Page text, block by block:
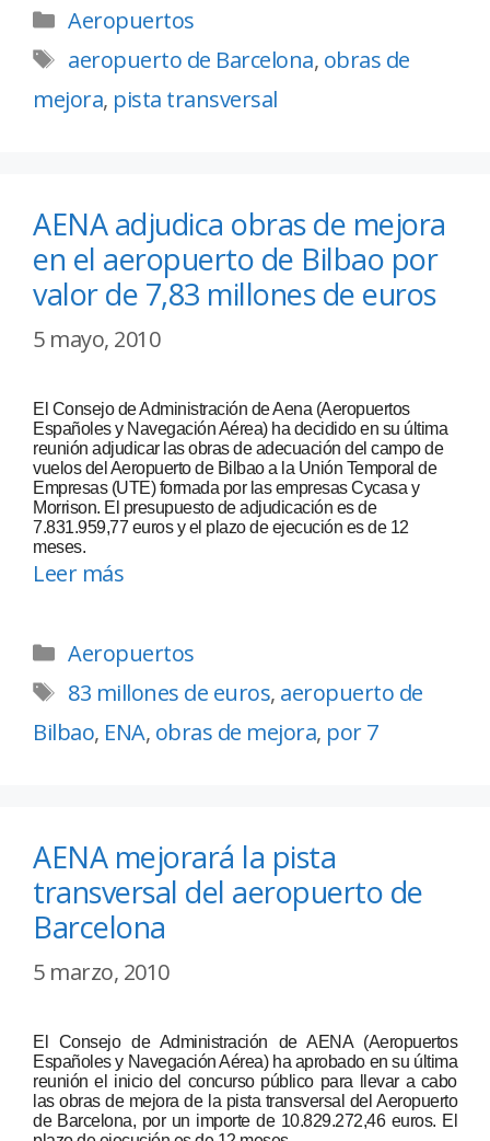
Aeropuertos
aeropuerto de Barcelona, obras de
mejora, pista transversal
AENA adjudica obras de mejora
en el aeropuerto de Bilbao por
valor de 7,83 millones de euros
5 mayo, 2010
El Consejo de Administración de Aena (Aeropuertos
Españoles y Navegación Aérea) ha decidido en su última
reunión adjudicar las obras de adecuación del campo de
vuelos del Aeropuerto de Bilbao a la Unión Temporal de
Empresas (UTE) formada por las empresas Cycasa y
Morrison. El presupuesto de adjudicación es de
7.831.959,77 euros y el plazo de ejecución es de 12
meses.
Leer más
Aeropuertos
83 millones de euros, aeropuerto de
Bilbao, ENA, obras de mejora, por 7
AENA mejorará la pista
transversal del aeropuerto de
Barcelona
5 marzo, 2010
El Consejo de Administración de AENA (Aeropuertos
Españoles y Navegación Aérea) ha aprobado en su última
reunión el inicio del concurso público para llevar a cabo
las obras de mejora de la pista transversal del Aeropuerto
de Barcelona, por un importe de 10.829.272,46 euros. El